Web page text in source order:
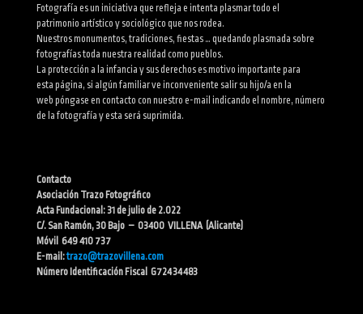
Fotografía es un iniciativa que refleja e intenta plasmar todo el
patrimonio artístico y sociológico que nos rodea.
Nuestros monumentos, tradiciones, fiestas … quedando plasmada sobre
fotografías toda nuestra realidad como pueblos.
La protección a la infancia y sus derechos es motivo importante para
esta página, si algún familiar ve inconveniente salir su hijo/a en la
web póngase en contacto con nuestro e-mail indicando el nombre, número
de la fotografía y esta será suprimida.
Contacto
Asociación Trazo Fotográfico
Acta Fundacional: 31 de julio de 2.022
C/. San Ramón, 30 Bajo – 03400 VILLENA (Alicante)
Móvil 649 410 737
E-mail:trazo@trazovillena.com
Número Identificación Fiscal G72434483